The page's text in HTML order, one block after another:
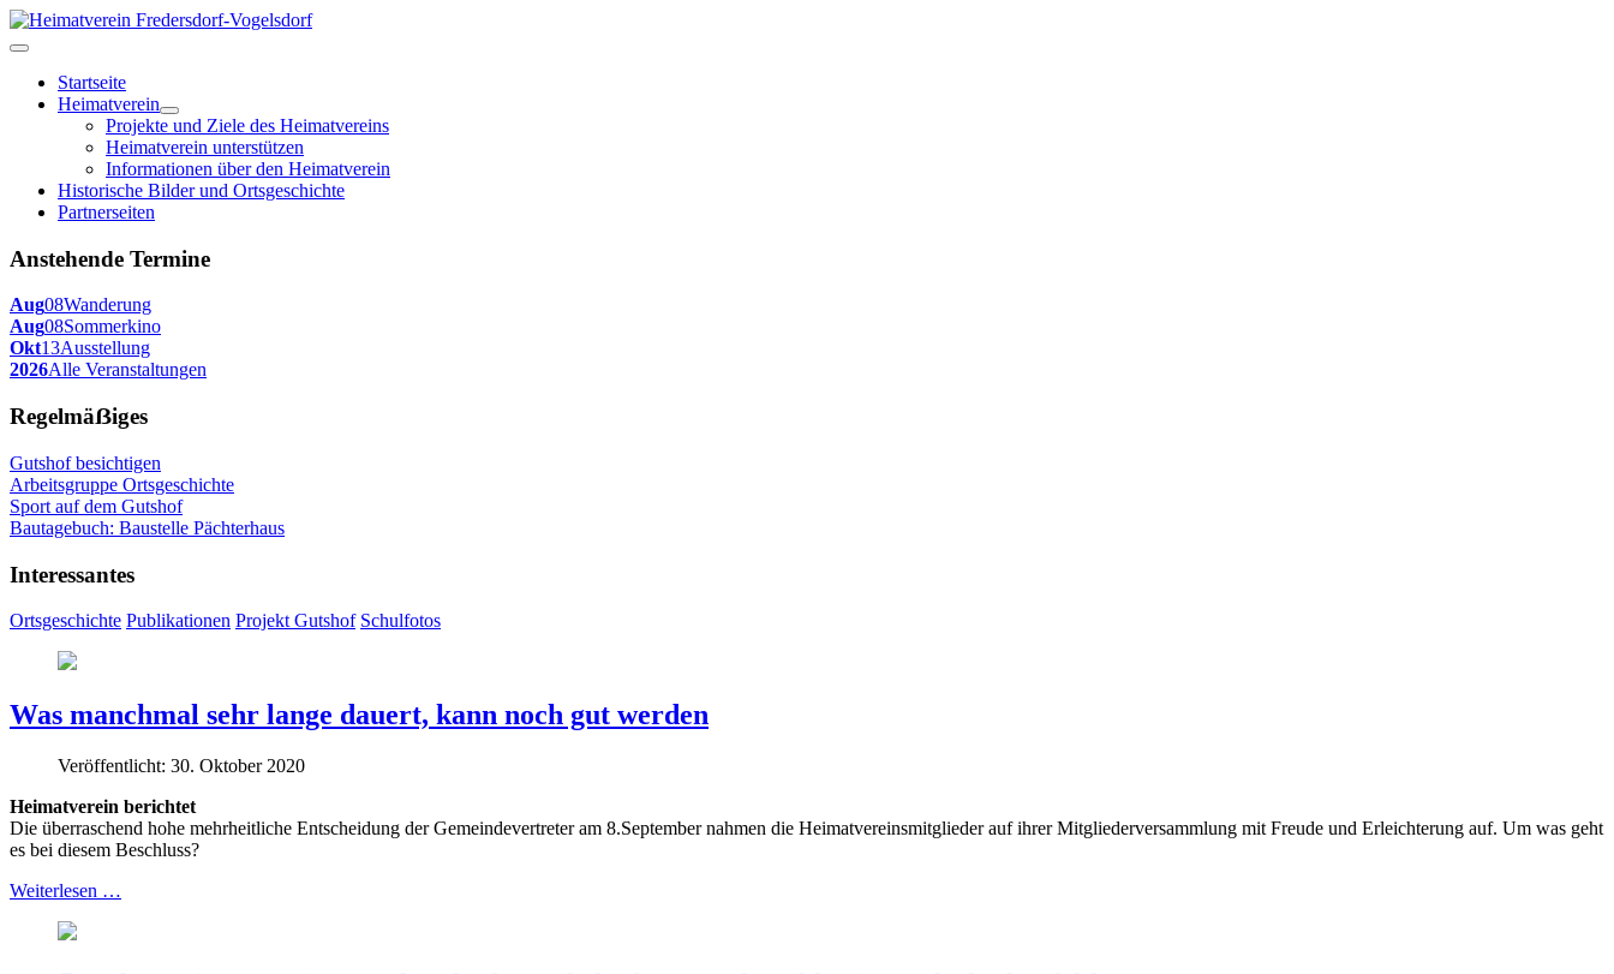
Startseite
Heimatverein
Projekte und Ziele des Heimatvereins
Heimatverein unterstützen
Informationen über den Heimatverein
Historische Bilder und Ortsgeschichte
Partnerseiten
Anstehende Termine
Aug08Wanderung
Aug08Sommerkino
Okt13Ausstellung
2026Alle Veranstaltungen
Regelmäẞiges
Gutshof besichtigen
Arbeitsgruppe Ortsgeschichte
Sport auf dem Gutshof
Bautagebuch: Baustelle Pächterhaus
Interessantes
Ortsgeschichte Publikationen Projekt Gutshof Schulfotos
Was manchmal sehr lange dauert, kann noch gut werden
Veröffentlicht: 30. Oktober 2020
Heimatverein berichtet
Die überraschend hohe mehrheitliche Entscheidung der Gemeindevertreter am 8.September nahmen die Heimatvereinsmitglieder auf ihrer Mitgliederversammlung mit Freude und Erleichterung auf. Um was geht
es bei diesem Beschluss?
Weiterlesen …